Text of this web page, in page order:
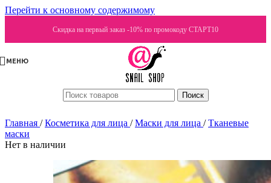
Перейти к основному содержимому
Скидка на первый заказ -10% по промокоду СТАРТ10
МЕНЮ
Поиск
Главная / Косметика для лица / Маски для лица / Тканевые
маски
Нет в наличии